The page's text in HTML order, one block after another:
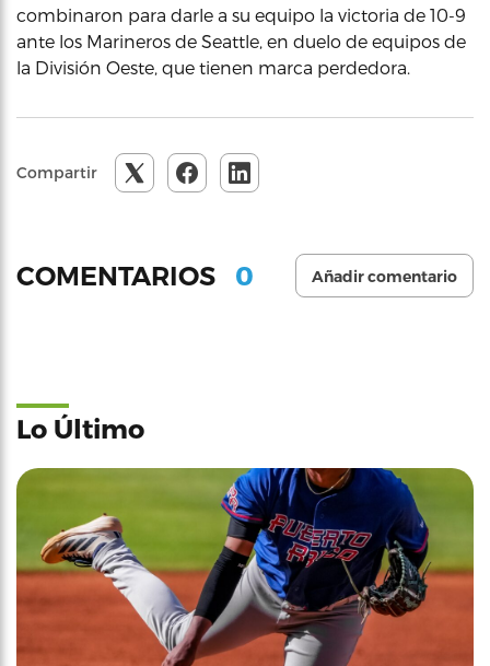
combinaron para darle a su equipo la victoria de 10-9
ante los Marineros de Seattle, en duelo de equipos de
la División Oeste, que tienen marca perdedora.
Compartir
COMENTARIOS 0 Añadir comentario
Lo Último